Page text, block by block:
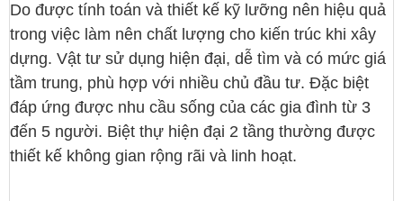
Do được tính toán và thiết kế kỹ lưỡng nên hiệu quả
trong việc làm nên chất lượng cho kiến trúc khi xây
dựng. Vật tư sử dụng hiện đại, dễ tìm và có mức giá
tầm trung, phù hợp với nhiều chủ đầu tư. Đặc biệt
đáp ứng được nhu cầu sống của các gia đình từ 3
đến 5 người. Biệt thự hiện đại 2 tầng thường được
thiết kế không gian rộng rãi và linh hoạt.